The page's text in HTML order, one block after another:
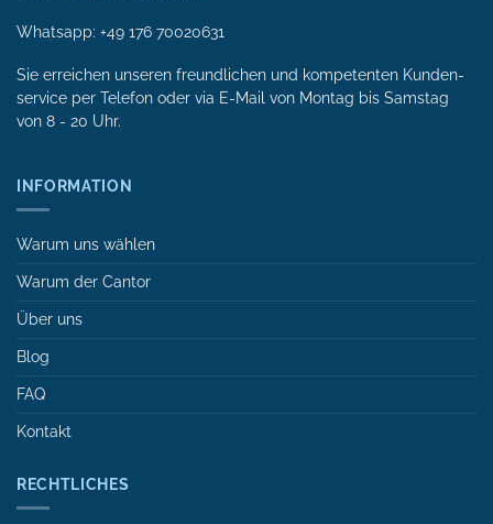
Whatsapp: +49 176 70020631
Sie erreichen unseren freundlichen und kompetenten Kunden­
service per Tele­fon oder via E-Mail von Mon­tag bis Samstag
von 8 - 20 Uhr.
INFORMATION
Warum uns wählen
Warum der Cantor
Über uns
Blog
FAQ
Kontakt
RECHTLICHES